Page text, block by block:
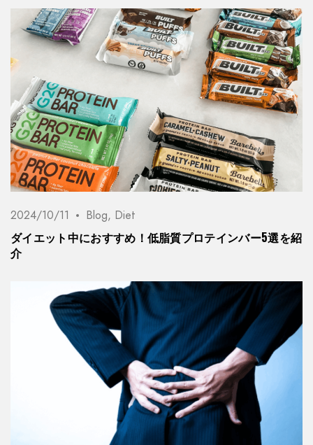
2024/10/11 Blog, Diet
ダイエット中におすすめ！低脂質プロテインバー5選を紹
介